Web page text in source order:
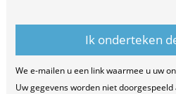
We e-mailen u een link waarmee u uw
Uw gegevens worden niet